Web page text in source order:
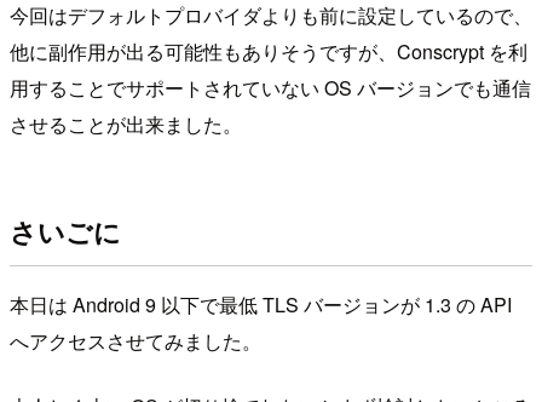
今回はデフォルトプロバイダよりも前に設定しているので、
他に副作用が出る可能性もありそうですが、Conscrypt を利
用することでサポートされていない OS バージョンでも通信
させることが出来ました。
さいごに
本日は Android 9 以下で最低 TLS バージョンが 1.3 の API
へアクセスさせてみました。